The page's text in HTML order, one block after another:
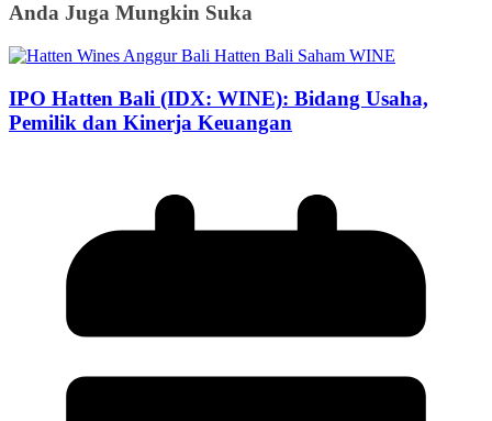
Anda Juga Mungkin Suka
IPO Hatten Bali (IDX: WINE): Bidang Usaha,
Pemilik dan Kinerja Keuangan